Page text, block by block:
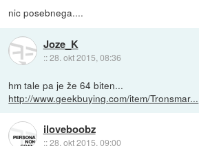
nic posebnega....
Joze_K
::28. okt 2015, 08:36
hm tale pa je že 64 biten...
http://www.geekbuying.com/item/Tronsmar...
iloveboobz
::28. okt 2015, 09:00